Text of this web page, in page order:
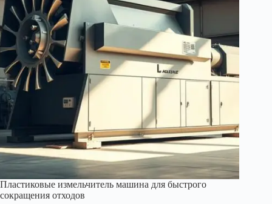
Пластиковые измельчитель машина для быстрого
сокращения отходов